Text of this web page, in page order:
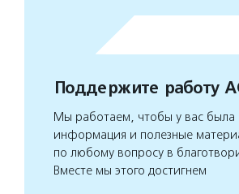
Поддержите работу
Мы работаем, чтобы у вас была
информация и полезные
по любому вопросу в
Вместе мы этого достигнем